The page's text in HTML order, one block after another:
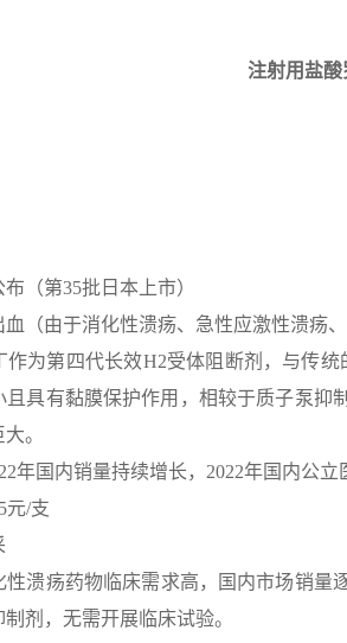
注射用盐
（第35批日本上市）
血（由于消化性溃疡、急性应激性溃疡
作为第四代长效H2受体阻断剂，与传
且具有黏膜保护作用，相较于质子泵
。
年国内销量持续增长，2022年国内公
元/支
性溃疡药物临床需求高，国内市场销量
剂，无需开展临床试验。